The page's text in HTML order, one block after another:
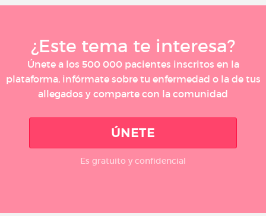
¿Este tema te interesa?
Únete a los 500 000 pacientes inscritos en la
plataforma, infórmate sobre tu enfermedad o la de tus
allegados y comparte con la comunidad
ÚNETE
Es gratuito y confidencial